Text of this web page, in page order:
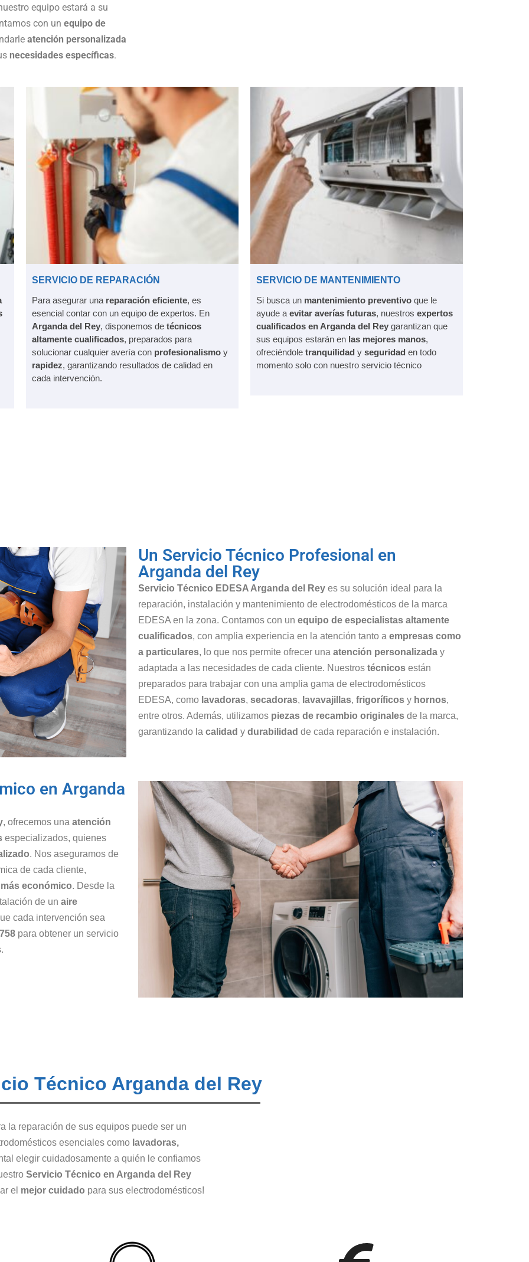
equipo estará a su
con un equipo de
atención personalizada
necesidades específicas.
SERVICIO DE REPARACIÓN
Para asegurar una reparación eficiente, es
esencial contar con un equipo de expertos. En
Arganda del Rey, disponemos de técnicos
altamente cualificados, preparados para
solucionar cualquier avería con profesionalismo y
rapidez, garantizando resultados de calidad en
cada intervención.
SERVICIO DE MANTENIMIENTO
Si busca un mantenimiento preventivo que le
ayude a evitar averías futuras, nuestros expertos
cualificados en Arganda del Rey garantizan que
sus equipos estarán en las mejores manos,
ofreciéndole tranquilidad y seguridad en todo
momento solo con nuestro servicio técnico
Un Servicio Técnico Profesional en
Arganda del Rey
Servicio Técnico EDESA Arganda del Rey es su solución ideal para la
reparación, instalación y mantenimiento de electrodomésticos de la marca
EDESA en la zona. Contamos con un equipo de especialistas altamente
cualificados, con amplia experiencia en la atención tanto a empresas como
a particulares, lo que nos permite ofrecer una atención personalizada y
adaptada a las necesidades de cada cliente. Nuestros técnicos están
preparados para trabajar con una amplia gama de electrodomésticos
EDESA, como lavadoras, secadoras, lavavajillas, frigoríficos y hornos,
entre otros. Además, utilizamos piezas de recambio originales de la marca,
garantizando la calidad y durabilidad de cada reparación e instalación.
en Arganda
, ofrecemos una atención
especializados, quienes
. Nos aseguramos de
de cada cliente,
económico. Desde la
de un aire
cada intervención sea
para obtener un servicio
Técnico Arganda del Rey
la reparación de sus equipos puede ser un
esenciales como lavadoras,
elegir cuidadosamente a quién le confiamos
Servicio Técnico en Arganda del Rey
el mejor cuidado para sus electrodomésticos!